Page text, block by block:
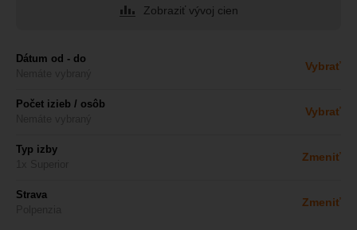
Zobraziť vývoj cien
Dátum od - do
Vybrať
Počet izieb / osôb
Vybrať
Typ izby
Zmeniť
Strava
Zmeniť